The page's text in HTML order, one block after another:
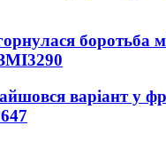
боротьба
3290
варіант у